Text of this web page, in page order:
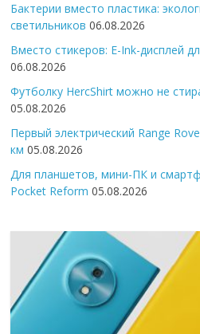
Бактерии вместо пластика:
светильников 06.08.2026
Вместо стикеров: E-Ink-дисплей
06.08.2026
Футболку HercShirt можно не
05.08.2026
Первый электрический Range
км 05.08.2026
Для планшетов, мини-ПК и
Pocket Reform 05.08.2026